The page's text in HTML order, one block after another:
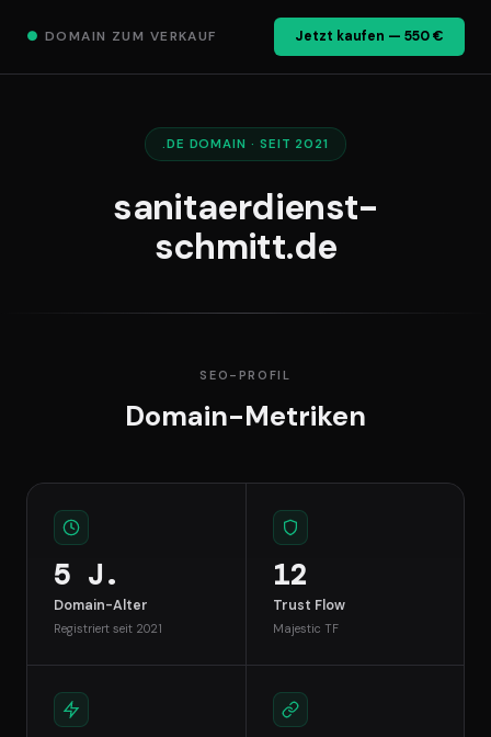
● DOMAIN ZUM VERKAUF Jetzt kaufen — 550 €
.DE DOMAIN · SEIT 2021
sanitaerdienst-
schmitt.de
SEO-PROFIL
Domain-Metriken
5 J.
Domain-Alter
Registriert seit 2021
12
Trust Flow
Majestic TF